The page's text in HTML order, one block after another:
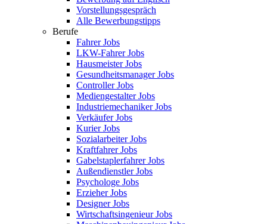
Vorstellungsgespräch
Alle Bewerbungstipps
Berufe
Fahrer Jobs
LKW-Fahrer Jobs
Hausmeister Jobs
Gesundheitsmanager Jobs
Controller Jobs
Mediengestalter Jobs
Industriemechaniker Jobs
Verkäufer Jobs
Kurier Jobs
Sozialarbeiter Jobs
Kraftfahrer Jobs
Gabelstaplerfahrer Jobs
Außendienstler Jobs
Psychologe Jobs
Erzieher Jobs
Designer Jobs
Wirtschaftsingenieur Jobs